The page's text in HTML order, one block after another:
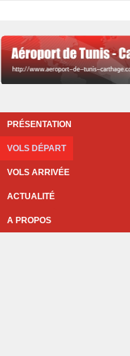
PRÉSENTATION
VOLS DÉPART
VOLS ARRIVÉE
ACTUALITÉ
A PROPOS